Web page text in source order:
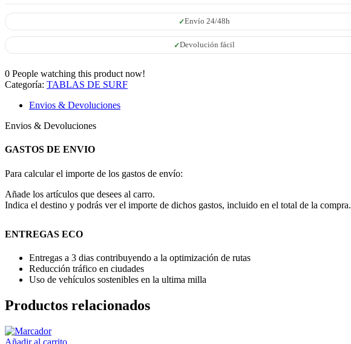
Envío 24/48h
Devolución fácil
0 People watching this product now!
Categoría: TABLAS DE SURF
Envios & Devoluciones
Envios & Devoluciones
GASTOS DE ENVIO
Para calcular el importe de los gastos de envío:
Añade los artículos que desees al carro.
Indica el destino y podrás ver el importe de dichos gastos, incluido en el total de la compra.
ENTREGAS ECO
Entregas a 3 dias contribuyendo a la optimización de rutas
Reducción tráfico en ciudades
Uso de vehículos sostenibles en la ultima milla
Productos relacionados
Añadir al carrito